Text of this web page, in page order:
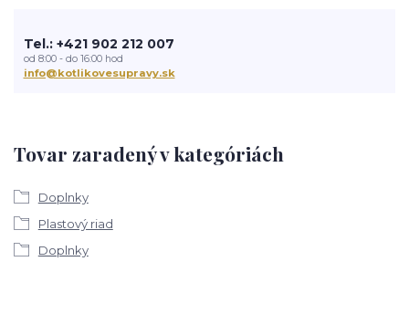
Tovar zaradený v kategóriách
Doplnky
Plastový riad
Doplnky
Tel.: +421 902 212 007
od 8:00 - do 16:00 hod
info@kotlikovesupravy.sk